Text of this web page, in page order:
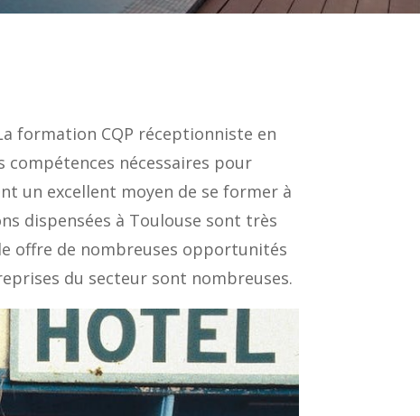
formation CQP réceptionniste en
compétences nécessaires pour
un excellent moyen de se former à
dispensées à Toulouse sont très
offre de nombreuses opportunités
du secteur sont nombreuses.